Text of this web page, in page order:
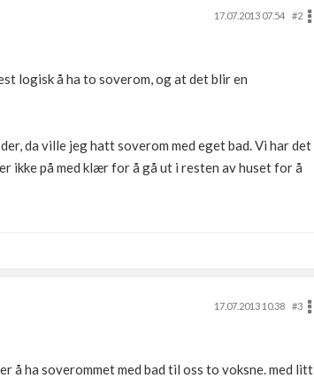
17.07.2013 07.54
#2
logisk å ha to soverom, og at det blir en
da ville jeg hatt soverom med eget bad. Vi har det
ikke på med klær for å gå ut i resten av huset for å
17.07.2013 10.38
#3
å ha soverommet med bad til oss to voksne. med litt